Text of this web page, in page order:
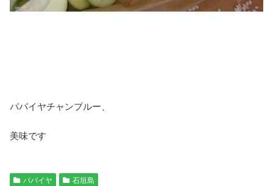
パパイヤチャンプルー、
美味です
パパイヤ 石垣島